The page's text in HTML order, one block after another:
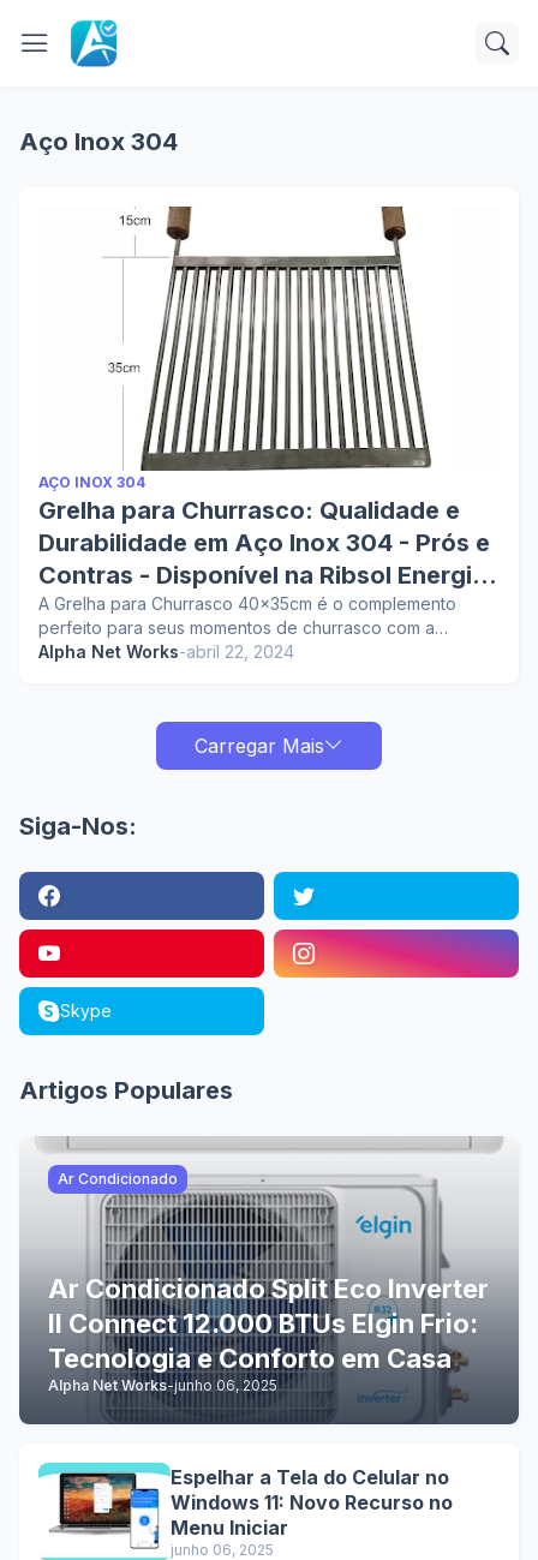
Aço Inox 304
AÇO INOX 304
Grelha para Churrasco: Qualidade e
Durabilidade em Aço Inox 304 - Prós e
Contras - Disponível na Ribsol Energia
Solar
A Grelha para Churrasco 40x35cm é o complemento
perfeito para seus momentos de churrasco com a…
Alpha Net Works-abril 22, 2024
Carregar Mais
Siga-Nos:
Skype
Artigos Populares
Ar Condicionado
Ar Condicionado Split Eco Inverter
II Connect 12.000 BTUs Elgin Frio:
Tecnologia e Conforto em Casa
Alpha Net Works-junho 06, 2025
Espelhar a Tela do Celular no
Windows 11: Novo Recurso no
Menu Iniciar
junho 06, 2025